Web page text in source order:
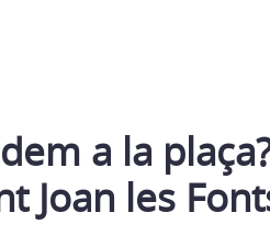
a la
Joan les